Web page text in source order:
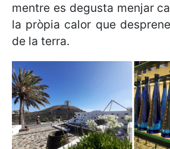
mentre es degusta menjar
la pròpia calor que
de la terra.